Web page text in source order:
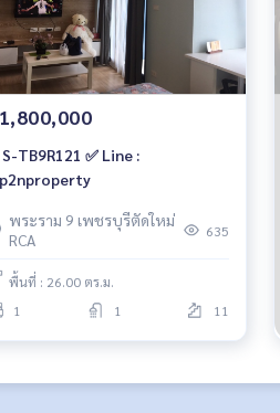
S-TB9R121 ✅ Line :
พระราม 9 เพชรบุรีตัดใหม่
RCA
635
พื้นที่ : 26.00 ตร.ม.
1
1 11